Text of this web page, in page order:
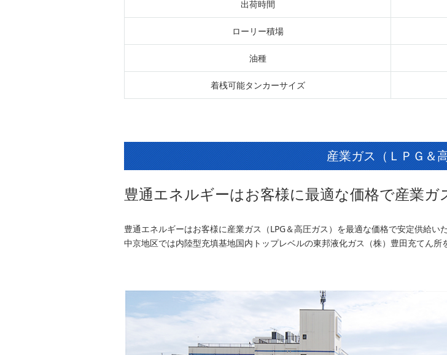
出荷時間
ローリー積場
油種
着桟可能タンカーサイズ
産業ガス（ＬＰＧ＆
豊通エネルギーはお客様に最適な価格で産業ガ
豊通エネルギーはお客様に産業ガス（LPG＆高圧ガス）を最適な価格で安定供給いた
中京地区では内陸型充填基地国内トップレベルの東邦液化ガス（株）豊田充てん所